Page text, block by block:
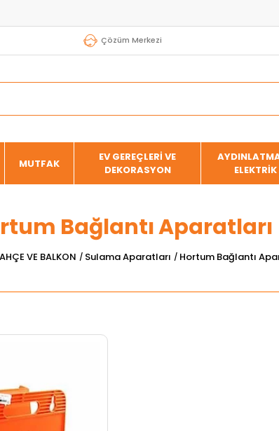
Çözüm Merkezi
MUTFAK
EV GEREÇLERİ VE
DEKORASYON
ELEKTRİK
Bağlantı Aparatları
VE BALKON Sulama Aparatları Hortum Bağlantı